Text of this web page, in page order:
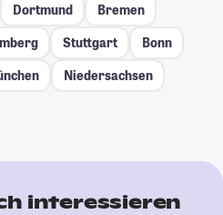
Dortmund
Bremen
Stuttgart
Bonn
Niedersachsen
interessieren